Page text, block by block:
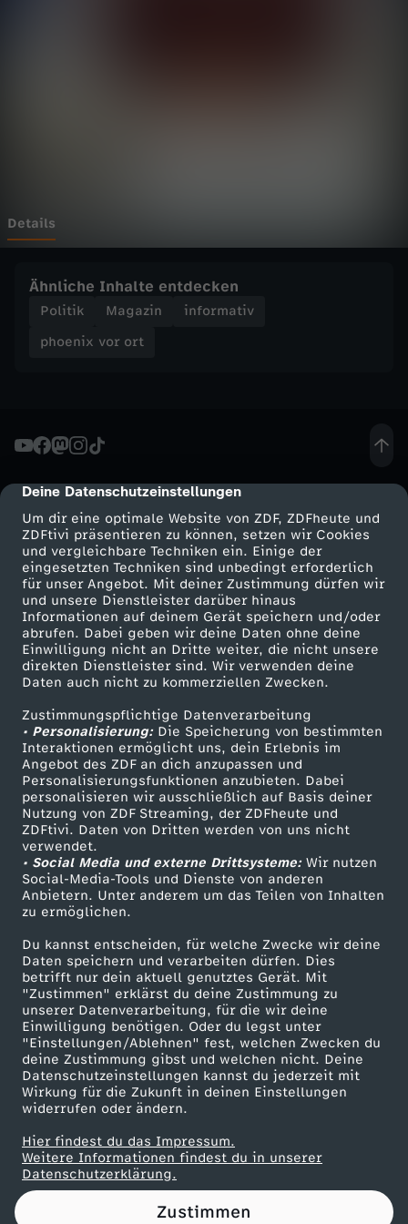
cmp-dialog-description
Deine Datenschutzeinstellungen
Um dir eine optimale Website von ZDF, ZDFheute und
ZDFtivi präsentieren zu können, setzen wir Cookies
und vergleichbare Techniken ein. Einige der
eingesetzten Techniken sind unbedingt erforderlich
für unser Angebot. Mit deiner Zustimmung dürfen wir
und unsere Dienstleister darüber hinaus
Informationen auf deinem Gerät speichern und/oder
abrufen. Dabei geben wir deine Daten ohne deine
Einwilligung nicht an Dritte weiter, die nicht unsere
direkten Dienstleister sind. Wir verwenden deine
Daten auch nicht zu kommerziellen Zwecken.
Zustimmungspflichtige Datenverarbeitung
• Personalisierung:Die Speicherung von bestimmten
Interaktionen ermöglicht uns, dein Erlebnis im
Angebot des ZDF an dich anzupassen und
Personalisierungsfunktionen anzubieten. Dabei
personalisieren wir ausschließlich auf Basis deiner
Nutzung von ZDF Streaming, der ZDFheute und
ZDFtivi. Daten von Dritten werden von uns nicht
verwendet.
• Social Media und externe Drittsysteme:Wir nutzen
Social-Media-Tools und Dienste von anderen
Anbietern. Unter anderem um das Teilen von Inhalten
zu ermöglichen.
Du kannst entscheiden, für welche Zwecke wir deine
Daten speichern und verarbeiten dürfen. Dies
betrifft nur dein aktuell genutztes Gerät. Mit
"Zustimmen" erklärst du deine Zustimmung zu
unserer Datenverarbeitung, für die wir deine
Einwilligung benötigen. Oder du legst unter
"Einstellungen/Ablehnen" fest, welchen Zwecken du
deine Zustimmung gibst und welchen nicht. Deine
Datenschutzeinstellungen kannst du jederzeit mit
Wirkung für die Zukunft in deinen Einstellungen
widerrufen oder ändern.
Hier findest du das Impressum.
Weitere Informationen findest du in unserer
Datenschutzerklärung.
Zustimmen
t
E
A
u
ß
e
n
b
e
a
u
f
t
r
a
g
t
e
K
a
Details
Ähnliche Inhalte entdecken
Politik Magazin
informativ
phoenix vor ort
Mehr ZDF
ZDF-Apps
Smart TV
ZDFtext
Livestreams
Sendungen A-Z
TV-Programm
Service
ZDFmitreden
Kontakt zum ZDF
Tickets
Zuschauerservice
Hilfe
ZDF Unternehmen
Karriere
ZDF goes Schule
Werbefernsehen
Mainzelmännchen
Partner